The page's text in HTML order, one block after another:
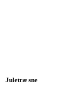
Juletræ sne